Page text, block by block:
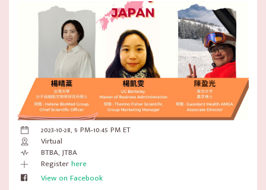
2023-10-28, 9 PM–10:45 PM ET
Virtual
BTBA, JTBA
Registerhere
View on Facebook